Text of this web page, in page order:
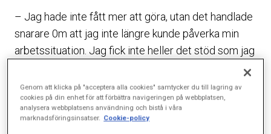
– Jag hade inte fått mer att göra, utan det handlade
snarare 0m att jag inte längre kunde påverka min
arbetssituation. Jag fick inte heller det stöd som jag
kvalificerade arbetsuppgifter på en statlig
myndighet.
Genom att klicka på "acceptera alla cookies" samtycker du till lagring av
cookies på din enhet för att förbättra navigeringen på webbplatsen,
analysera webbplatsens användning och bistå i våra
marknadsföringsinsatser. Cookie-policy